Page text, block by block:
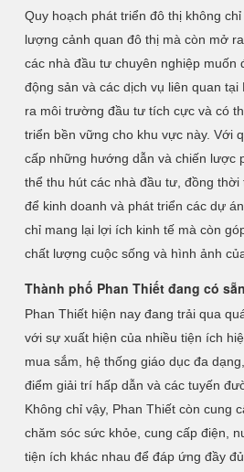
Quy hoạch phát triển đô thị không
lượng cảnh quan đô thị mà còn mở
các nhà đầu tư chuyên nghiệp muốn
động sản và các dịch vụ liên quan tại
ra môi trường đầu tư tích cực và có
triển bền vững cho khu vực này. Với
cấp những hướng dẫn và chiến lược
thể thu hút các nhà đầu tư, đồng
để kinh doanh và phát triển các dự
chỉ mang lại lợi ích kinh tế mà còn
chất lượng cuộc sống và hình ảnh
Thành phố Phan Thiết đang có
Phan Thiết hiện nay đang trải qua
với sự xuất hiện của nhiều tiện ích
mua sắm, hệ thống giáo dục đa
điểm giải trí hấp dẫn và các tuyến
Không chỉ vậy, Phan Thiết còn cung
chăm sóc sức khỏe, cung cấp điện,
tiện ích khác nhau để đáp ứng đầy